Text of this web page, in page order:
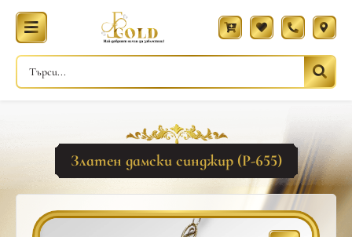
Златен дамски синджир (Р-655)